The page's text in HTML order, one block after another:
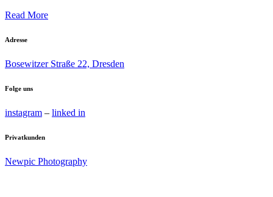
Read More
Adresse
Bosewitzer Straße 22, Dresden
Folge uns
instagram – linked in
Privatkunden
Newpic Photography